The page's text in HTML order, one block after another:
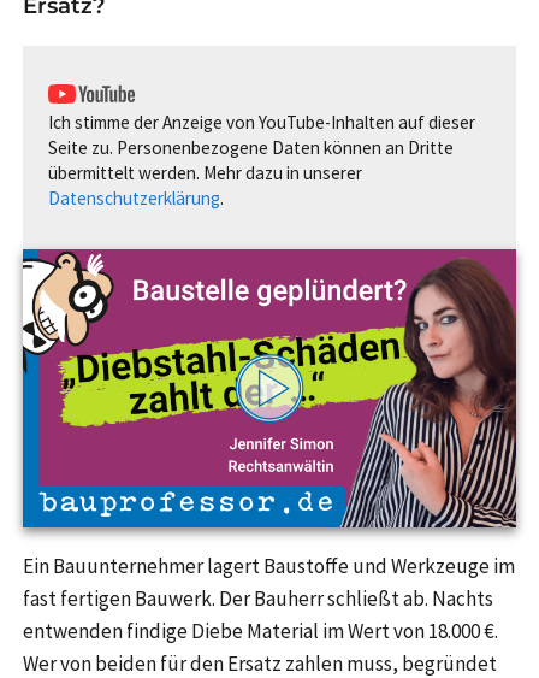
Ersatz?
Ich stimme der Anzeige von YouTube-Inhalten auf dieser
Seite zu. Personenbezogene Daten können an Dritte
übermittelt werden. Mehr dazu in unserer
Datenschutzerklärung.
Ein Bauunternehmer lagert Baustoffe und Werkzeuge im
fast fertigen Bauwerk. Der Bauherr schließt ab. Nachts
entwenden findige Diebe Material im Wert von 18.000 €.
Wer von beiden für den Ersatz zahlen muss, begründet